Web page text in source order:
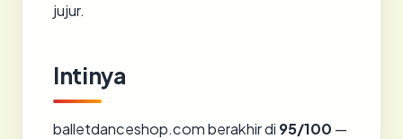
jujur.
Intinya
balletdanceshop.com berakhir di 95/100 —